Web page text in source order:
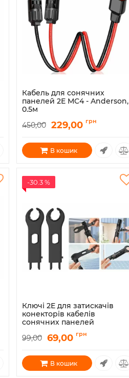
Кабель для сонячних
панелей 2E MC4 - Anderson,
0.5м
2E-ASP-MC4-AND-0.5
450,00 229,00 грн
В кошик
-30.3 %
Ключі 2E для затискачів
конекторів кабелів
сонячних панелей
2E-ASP-SC-SPAN
99,00 69,00 грн
В кошик